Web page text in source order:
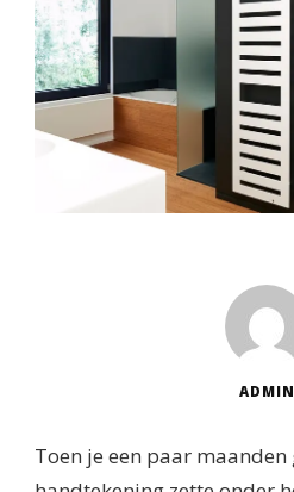
ADMIN
Toen je een paar maanden